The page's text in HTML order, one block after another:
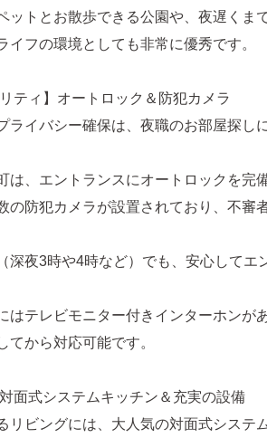
ットとお散歩できる公園や、夜遅くま
イフの環境としても非常に優秀です。
ティ】オートロック＆防犯カメラ
ライバシー確保は、夜職のお部屋探し
は、エントランスにオートロックを完
の防犯カメラが設置されており、不審
深夜3時や4時など）でも、安心してエ
はテレビモニター付きインターホンが
てから対応可能です。
面式システムキッチン＆充実の設備
リビングには、大人気の対面式システ